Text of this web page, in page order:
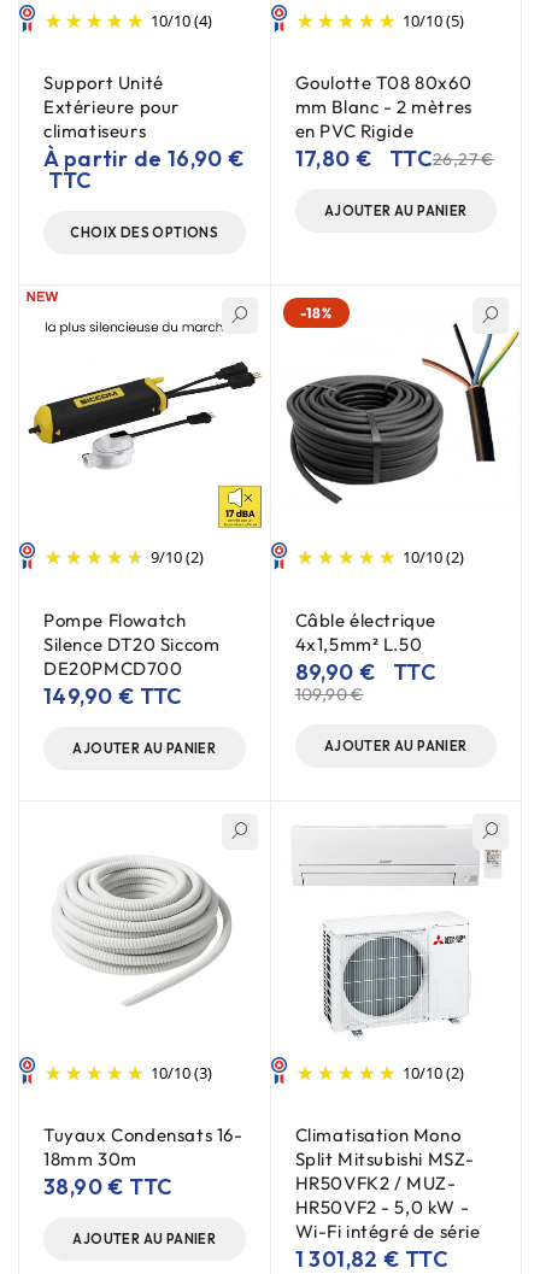
10/10(4)
Support Unité
Extérieure pour
climatiseurs
À partir de 16,90€
TTC
CHOIX DES OPTIONS
10/10(5)
Goulotte T08 80x60
mm Blanc - 2 mètres
en PVC Rigide
26,27€
17,80 € TTC
AJOUTER AU PANIER
9/10(2)
Pompe Flowatch
Silence DT20 Siccom
DE20PMCD700
149,90 € TTC
AJOUTER AU PANIER
-18%
10/10(2)
Câble électrique
4x1,5mm² L.50
109,90€
89,90 € TTC
AJOUTER AU PANIER
10/10(3)
Tuyaux Condensats 16-
18mm 30m
38,90€ TTC
AJOUTER AU PANIER
10/10(2)
Climatisation Mono
Split Mitsubishi MSZ-
HR50VFK2 / MUZ-
HR50VF2 - 5,0 kW -
Wi-Fi intégré de série
1 301,82€ TTC